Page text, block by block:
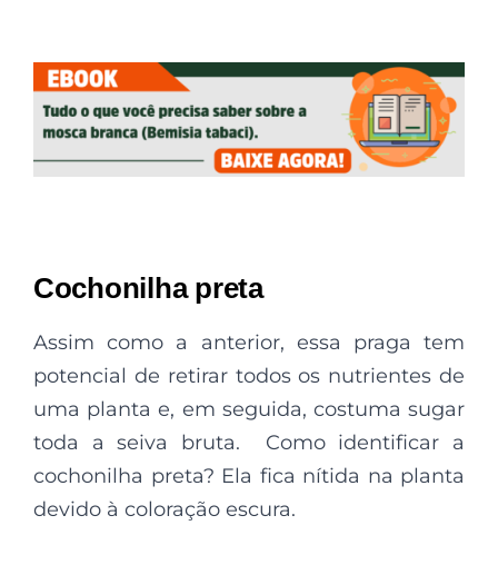
Cochonilha preta
Assim como a anterior, essa praga tem
potencial de retirar todos os nutrientes de
uma planta e, em seguida, costuma sugar
toda a seiva bruta. Como identificar a
cochonilha preta? Ela fica nítida na planta
devido à coloração escura.